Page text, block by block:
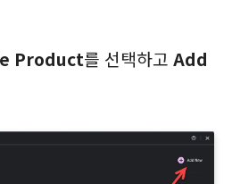
Product를 선택하고 Add